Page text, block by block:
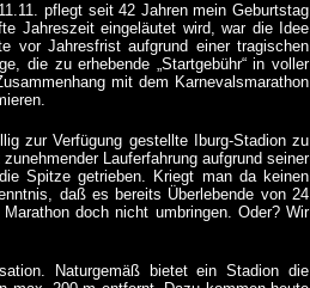
pflegt seit 42 Jahren mein Geburtstag
Jahreszeit eingeläutet wird, war die Idee
vor Jahresfrist aufgrund einer tragischen
die zu erhebende „Startgebühr“ in voller
mit dem Karnevalsmarathon
zur Verfügung gestellte Iburg-Stadion zu
Lauferfahrung aufgrund seiner
Spitze getrieben. Kriegt man da keinen
daß es bereits Überlebende von 24
doch nicht umbringen. Oder? Wir
Naturgemäß bietet ein Stadion die